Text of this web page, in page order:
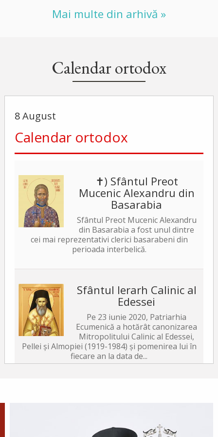
Mai multe din arhivă »
Calendar ortodox
8 August
Calendar ortodox
✝) Sfântul Preot
Mucenic Alexandru din
Basarabia
Sfântul Preot Mucenic Alexandru
din Basarabia a fost unul dintre
cei mai reprezentativi clerici basarabeni din
perioada interbelică.
Sfântul Ierarh Calinic al
Edessei
Pe 23 iunie 2020, Patriarhia
Ecumenică a hotărât canonizarea
Mitropolitului Calinic al Edessei,
Pellei și Almopiei (1919-1984) și pomenirea lui în
fiecare an la data de...